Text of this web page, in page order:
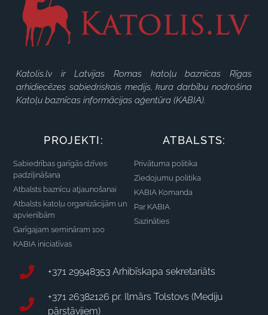
Katolis.lv ir Latvijas Romas katoļu baznīcas Rīgas
arhidiecēzes sabiedriskais medijs, kura darbību nodrošina
Katoļu baznīcas informācijas aģentūra (KABIA).
PROJEKTI:
Sabiedrības garīgās dzīves
padziļināšana
Atbalsts baznīcu atjaunošanai
Atbalsts katoļu organizācijām un
apvienībām
Garīgajam semināram 100
KABIA iniciatīvas
ATBALSTS:
Privātuma politika
Ziedojumu politika
KABIA Komanda
Par KABIA
Sazināties
+371 29948353 Arhibīskapa sekretariāts
+371 26382126 pr. Ilmārs Tolstovs (Mediju
pārstāvjiem)